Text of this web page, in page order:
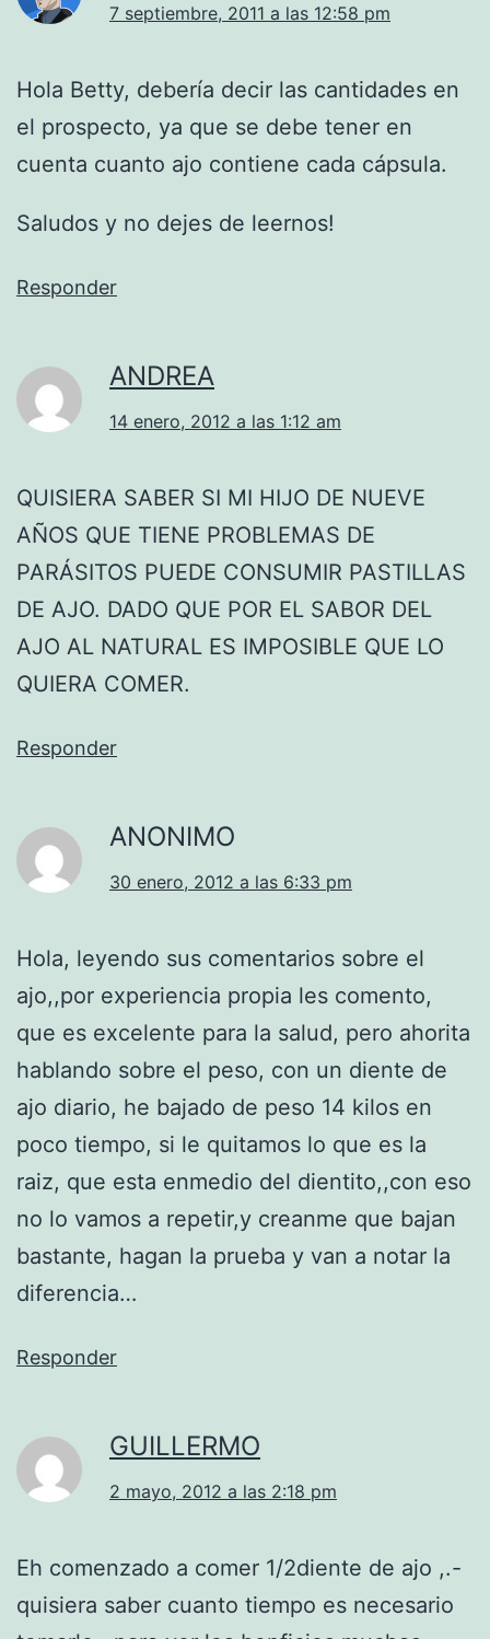
7 septiembre, 2011 a las 12:58 pm
Hola Betty, debería decir las cantidades en
el prospecto, ya que se debe tener en
cuenta cuanto ajo contiene cada cápsula.
Saludos y no dejes de leernos!
Responder
ANDREA
14 enero, 2012 a las 1:12 am
QUISIERA SABER SI MI HIJO DE NUEVE
AÑOS QUE TIENE PROBLEMAS DE
PARÁSITOS PUEDE CONSUMIR PASTILLAS
DE AJO. DADO QUE POR EL SABOR DEL
AJO AL NATURAL ES IMPOSIBLE QUE LO
QUIERA COMER.
Responder
ANONIMO
30 enero, 2012 a las 6:33 pm
Hola, leyendo sus comentarios sobre el
ajo,,por experiencia propia les comento,
que es excelente para la salud, pero ahorita
hablando sobre el peso, con un diente de
ajo diario, he bajado de peso 14 kilos en
poco tiempo, si le quitamos lo que es la
raiz, que esta enmedio del dientito,,con eso
no lo vamos a repetir,y creanme que bajan
bastante, hagan la prueba y van a notar la
diferencia…
Responder
GUILLERMO
2 mayo, 2012 a las 2:18 pm
Eh comenzado a comer 1/2diente de ajo ,.-
quisiera saber cuanto tiempo es necesario